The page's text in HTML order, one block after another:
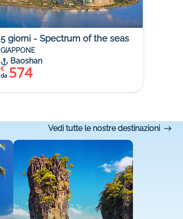
5 giorni - Spectrum of the seas
GIAPPONE
Baoshan
da 574
€
Vedi tutte le nostre destinazioni